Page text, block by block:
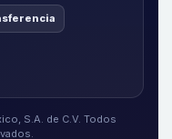
S.A. de C.V. Todos